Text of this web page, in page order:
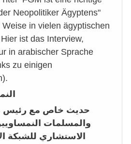
Neopolitiker Ägyptens"
in vielen ägyptischen
ist das Interview,
in arabischer Sprache
zu einigen
حديث خاص مع رئيس
والمسلمات
الاستشاري للشبكة